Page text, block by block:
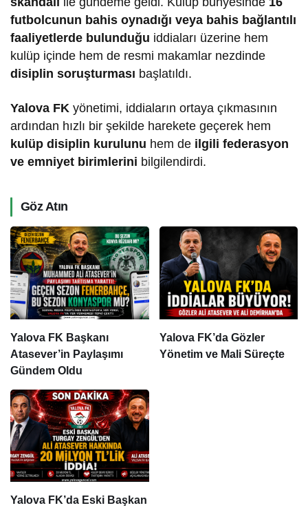
futbolcunun bahis oynadığı veya bahis bağlantılı
faaliyetlerde bulunduğu iddiaları üzerine hem
kulüp içinde hem de resmi makamlar nezdinde
disiplin soruşturması başlatıldı.
Yalova FK yönetimi, iddiaların ortaya çıkmasının
ardından hızlı bir şekilde harekete geçerek hem
kulüp disiplin kurulunu hem de ilgili federasyon
ve emniyet birimlerini bilgilendirdi.
Göz Atın
Yalova FK Başkanı
Atasever’in Paylaşımı
Gündem Oldu
Yalova FK’da Gözler
Yönetim ve Mali Süreçte
Yalova FK’da Eski Başkan